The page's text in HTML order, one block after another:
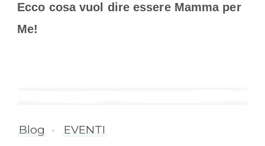
Ecco cosa vuol dire essere Mamma per
Me!
Blog EVENTI